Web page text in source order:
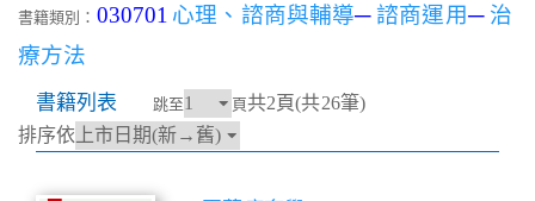
書籍類別： 030701 心理、諮商與輔導─諮商運用─ 治
療方法
書籍列表 跳至 頁共2頁(共26筆)
排序依